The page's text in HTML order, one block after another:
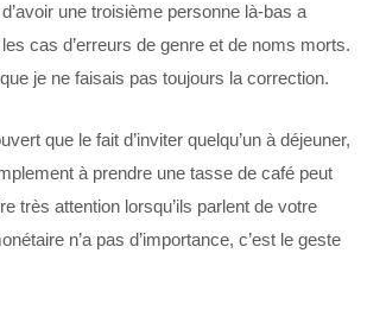
une troisième personne là-bas a
cas d’erreurs de genre et de noms morts.
je ne faisais pas toujours la correction.
que le fait d’inviter quelqu’un à déjeuner,
à prendre une tasse de café peut
très attention lorsqu’ils parlent de votre
n’a pas d’importance, c’est le geste